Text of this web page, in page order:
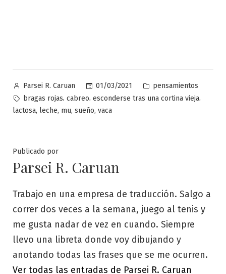
Publicado
por
Parsei R. Caruan 01/03/2021
Publicado
en
pensamientos
Etiquetas:
bragas rojas, cabreo, esconderse tras una cortina vieja,
lactosa, leche, mu, sueño, vaca
Publicado por
Parsei R. Caruan
Trabajo en una empresa de traducción. Salgo a
correr dos veces a la semana, juego al tenis y
me gusta nadar de vez en cuando. Siempre
llevo una libreta donde voy dibujando y
anotando todas las frases que se me ocurren.
Ver todas las entradas de Parsei R. Caruan